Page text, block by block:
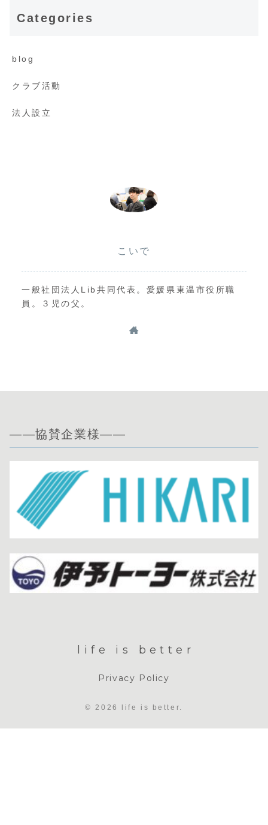
Categories
blog
クラブ活動
法人設立
こいで
一般社団法人Lib共同代表。愛媛県東温市役所職
員。３児の父。
——協賛企業様——
life is better
Privacy Policy
© 2026 life is better.